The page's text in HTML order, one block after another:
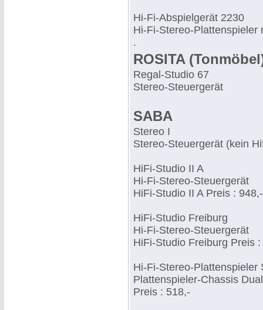
Hi-Fi-Abspielgerät 2230
Hi-Fi-Stereo-Plattenspieler
.
ROSITA
Regal-Studio 67
Stereo-Steuergerät
SABA
Stereo I
Stereo-Steuergerät (kein
HiFi-Studio II A
Hi-Fi-Stereo-Steuergerät
HiFi-Studio II A Preis : 948,-
HiFi-Studio Freiburg
Hi-Fi-Stereo-Steuergerät
HiFi-Studio Freiburg Preis
Hi-Fi-Stereo-Plattenspieler
Plattenspieler-Chassis
Preis : 518,-